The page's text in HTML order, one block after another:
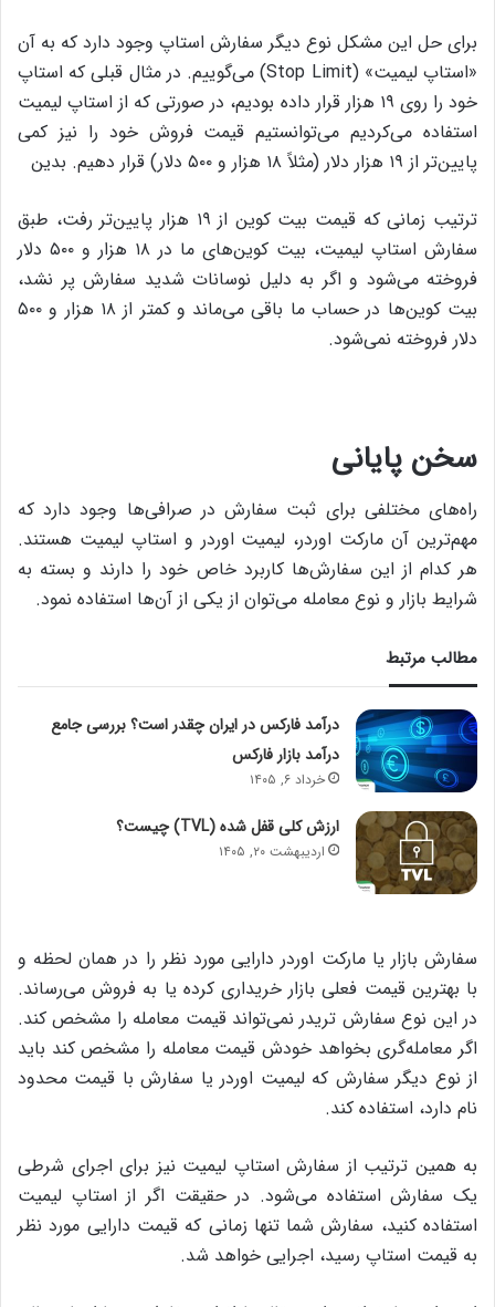
برای حل این مشکل نوع دیگر سفارش استاپ وجود دارد که به آن
«استاپ لیمیت» (Stop Limit) می‌گوییم. در مثال قبلی که استاپ
خود را روی ۱۹ هزار قرار داده بودیم، در صورتی که از استاپ لیمیت
استفاده می‌کردیم می‌توانستیم قیمت فروش خود را نیز کمی
پایین‌تر از ۱۹ هزار دلار (مثلاً ۱۸ هزار و ۵۰۰ دلار) قرار دهیم. بدین
ترتیب زمانی که قیمت بیت کوین از ۱۹ هزار پایین‌تر رفت، طبق
سفارش استاپ لیمیت، بیت کوین‌های ما در ۱۸ هزار و ۵۰۰ دلار
فروخته می‌شود و اگر به دلیل نوسانات شدید سفارش پر نشد،
بیت کوین‌ها در حساب ما باقی می‌ماند و کمتر از ۱۸ هزار و ۵۰۰
دلار فروخته نمی‌شود.
سخن پایانی
راه‌های مختلفی برای ثبت سفارش در صرافی‌ها وجود دارد که
مهم‌ترین آن مارکت اوردر، لیمیت اوردر و استاپ لیمیت هستند.
هر کدام از این سفارش‌ها کاربرد خاص خود را دارند و بسته به
شرایط بازار و نوع معامله می‌توان از یکی از آن‌ها استفاده نمود.
مطالب مرتبط
درآمد فارکس در ایران چقدر است؟ بررسی جامع
درآمد بازار فارکس
خرداد ۶, ۱۴۰۵
ارزش کلی قفل‌ شده (TVL) چیست؟
اردیبهشت ۲۰, ۱۴۰۵
سفارش بازار یا مارکت اوردر دارایی مورد نظر را در همان لحظه و
با بهترین قیمت فعلی بازار خریداری کرده یا به فروش می‌رساند.
در این نوع سفارش تریدر نمی‌تواند قیمت معامله را مشخص کند.
اگر معامله‌گری بخواهد خودش قیمت معامله را مشخص کند باید
از نوع دیگر سفارش که لیمیت اوردر یا سفارش با قیمت محدود
نام دارد، استفاده کند.
به همین ترتیب از سفارش استاپ لیمیت نیز برای اجرای شرطی
یک سفارش استفاده می‌شود. در حقیقت اگر از استاپ لیمیت
استفاده کنید، سفارش شما تنها زمانی که قیمت دارایی مورد نظر
به قیمت استاپ رسید، اجرایی خواهد شد.